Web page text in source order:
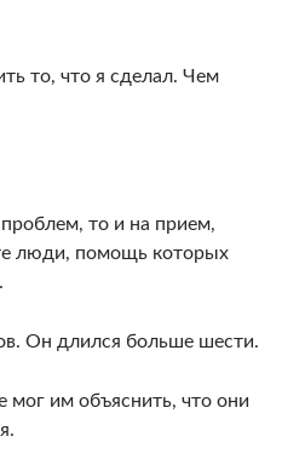
то, что я сделал. Чем
то и на прием,
люди, помощь которых
Он длился больше шести.
мог им объяснить, что они